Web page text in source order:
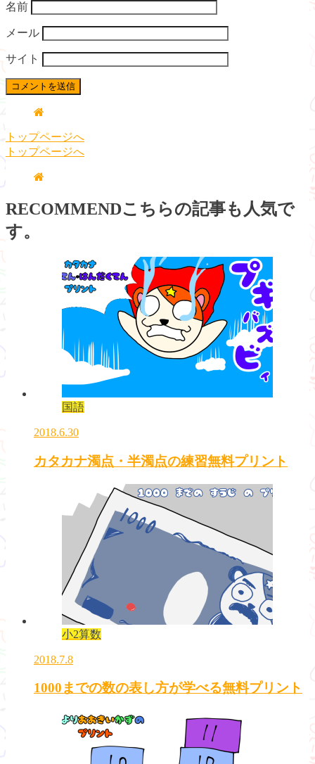
名前
メール
サイト
トップページへ
トップページへ
RECOMMENDこちらの記事も人気で
す。
国語
2018.6.30
カタカナ濁点・半濁点の練習無料プリント
小2算数
2018.7.8
1000までの数の表し方が学べる無料プリント